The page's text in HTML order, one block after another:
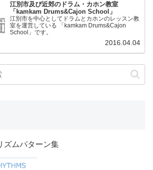
江別市及び近郊のドラム・カホン教室
「kamkam Drums&Cajon School」
江別市を中心としてドラムとカホンのレッスン教
室を運営している 「kamkam Drums&Cajon
School」です。
2016.04.04
ズムパターン集